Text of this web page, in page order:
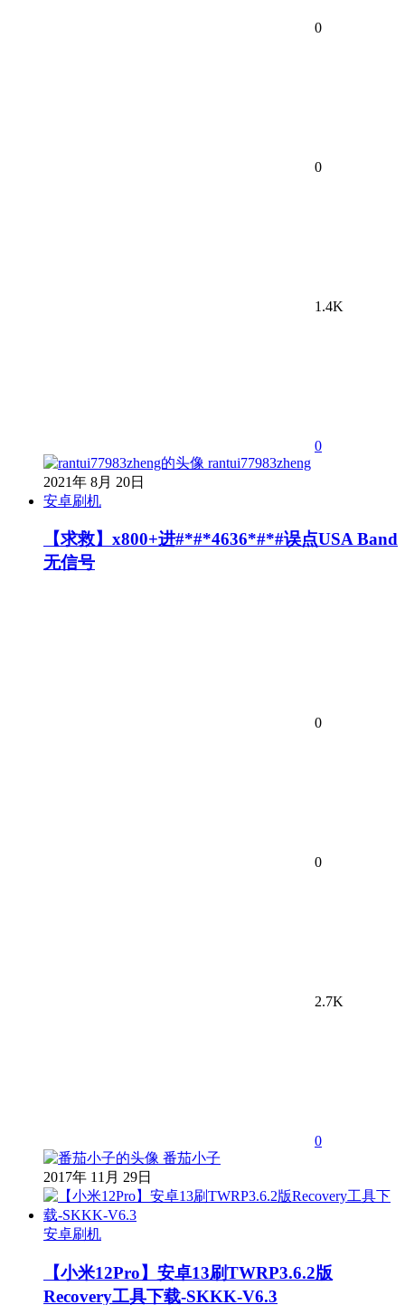
0
0
1.4K
0
rantui77983zheng
2021年 8月 20日
安卓刷机
【求救】x800+进#*#*4636*#*#误点USA Band
无信号
0
0
2.7K
0
番茄小子
2017年 11月 29日
安卓刷机
【小米12Pro】安卓13刷TWRP3.6.2版
Recovery工具下载-SKKK-V6.3